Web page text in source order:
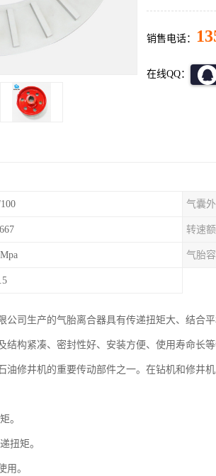
销售电话：
在线QQ：
气囊
转速
气胎
公司生产的气胎离合器具有传递扭矩大、结合
结构紧凑、密封性好、安装方便、使用寿命长等
油修井机的重要传动部件之一。在钻机和修井
。
扭矩。
用。